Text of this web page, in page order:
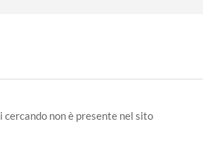
cercando non è presente nel sito